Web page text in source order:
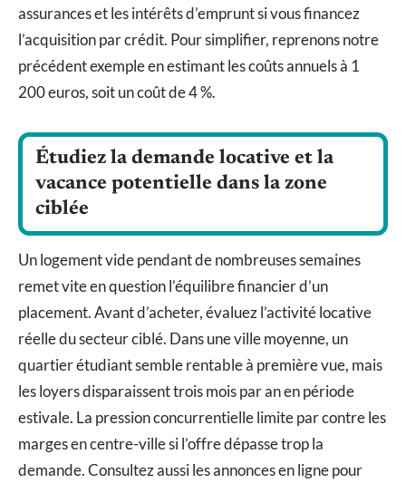
assurances et les intérêts d’emprunt si vous financez
l’acquisition par crédit. Pour simplifier, reprenons notre
précédent exemple en estimant les coûts annuels à 1
200 euros, soit un coût de 4 %.
Étudiez la demande locative et la
vacance potentielle dans la zone
ciblée
Un logement vide pendant de nombreuses semaines
remet vite en question l’équilibre financier d’un
placement. Avant d’acheter, évaluez l’activité locative
réelle du secteur ciblé. Dans une ville moyenne, un
quartier étudiant semble rentable à première vue, mais
les loyers disparaissent trois mois par an en période
estivale. La pression concurrentielle limite par contre les
marges en centre-ville si l’offre dépasse trop la
demande. Consultez aussi les annonces en ligne pour